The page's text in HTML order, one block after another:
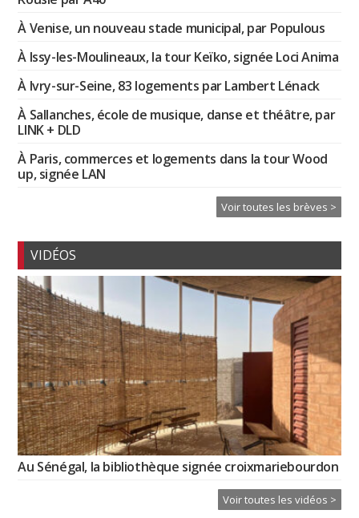
À Venise, un nouveau stade municipal, par Populous
À Issy-les-Moulineaux, la tour Keïko, signée Loci Anima
À Ivry-sur-Seine, 83 logements par Lambert Lénack
À Sallanches, école de musique, danse et théâtre, par
LINK + DLD
À Paris, commerces et logements dans la tour Wood
up, signée LAN
Voir toutes les brèves >
VIDÉOS
Au Sénégal, la bibliothèque signée croixmariebourdon
Voir toutes les vidéos >